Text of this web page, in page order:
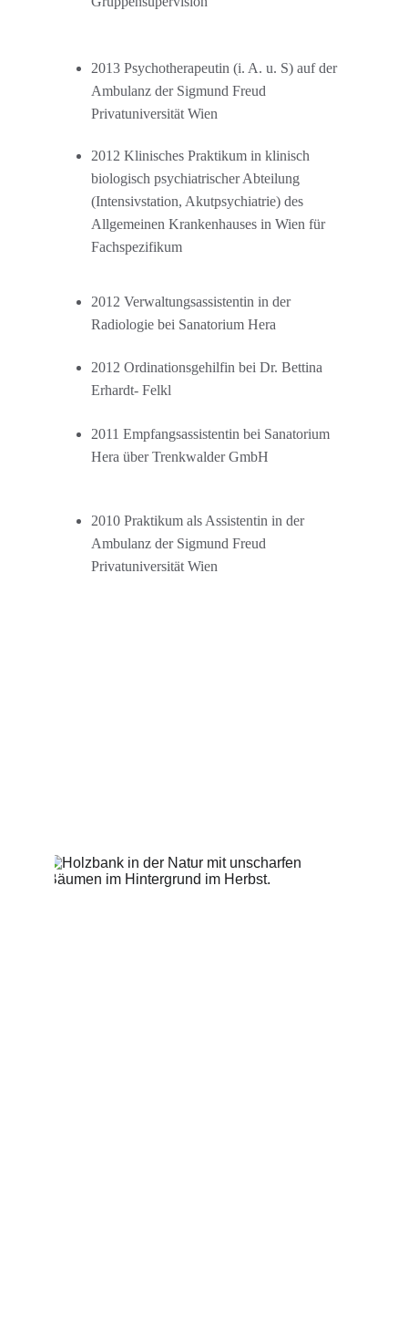
2013 Psychotherapeutin (i. A. u. S) auf der
Ambulanz der Sigmund Freud
Privatuniversität Wien
2012 Klinisches Praktikum in klinisch
biologisch psychiatrischer Abteilung
(Intensivstation, Akutpsychiatrie) des
Allgemeinen Krankenhauses in Wien für
Fachspezifikum
2012 Verwaltungsassistentin in der
Radiologie bei Sanatorium Hera
2012 Ordinationsgehilfin bei Dr. Bettina
Erhardt- Felkl
2011 Empfangsassistentin bei Sanatorium
Hera über Trenkwalder GmbH
2010 Praktikum als Assistentin in der
Ambulanz der Sigmund Freud
Privatuniversität Wien